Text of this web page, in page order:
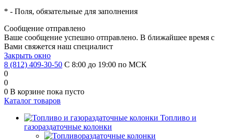
* - Поля, обязательные для заполнения
Сообщение отправлено
Ваше сообщение успешно отправлено. В ближайшее время с
Вами свяжется наш специалист
Закрыть окно
8 (812) 409-30-50 С 8:00 до 19:00 по МСК
0
0
0 В корзине пока пусто
Каталог товаров
Топливо и
газораздаточные колонки